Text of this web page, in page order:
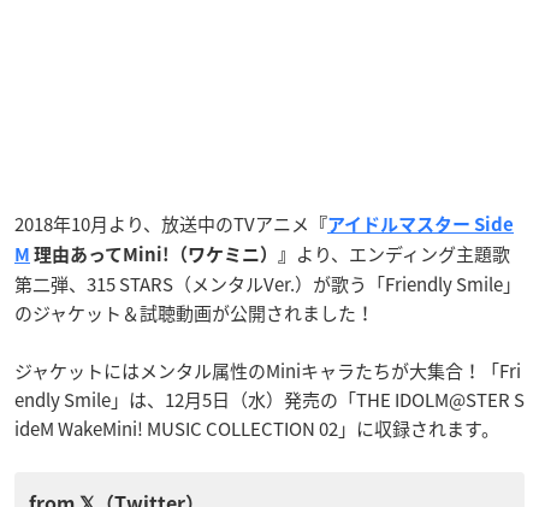
2018年10月より、放送中のTVアニメ 『アイドルマスター Side
M 理由あってMini!（ワケミニ）』
より、エンディング主題歌
第二弾、315 STARS（メンタルVer.）が歌う「Friendly Smile」
のジャケット＆試聴動画が公開されました！
ジャケットにはメンタル属性のMiniキャラたちが大集合！「Fri
endly Smile」 は、12月5日（水）発売の「THE IDOLM@STER S
ideM WakeMini! MUSIC COLLECTION 02」に収録されます。